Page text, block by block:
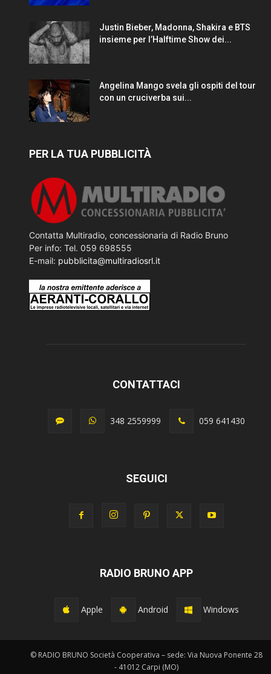
Justin Bieber, Madonna, Shakira e BTS
insieme per l’Halftime Show dei...
Angelina Mango svela gli ospiti del tour
con un cruciverba sui...
PER LA TUA PUBBLICITÀ
Contatta Multiradio, concessionaria di Radio Bruno
Per info: Tel. 059 698555
E-mail: pubblicita@multiradiosrl.it
CONTATTACI
348 2559999 059 641430
SEGUICI
RADIO BRUNO APP
Apple Android Windows
© RADIO BRUNO Società Cooperativa – sede: Via Nuova Ponente 28
- 41012 Carpi (MO)